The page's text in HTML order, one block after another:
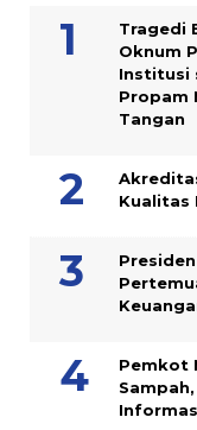
Tragedi
Oknum
Institusi
Propam
Tangan
Kualitas
Pemkot